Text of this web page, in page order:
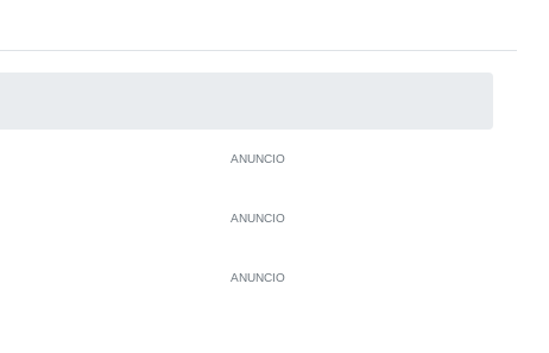
ANUNCIO
ANUNCIO
ANUNCIO